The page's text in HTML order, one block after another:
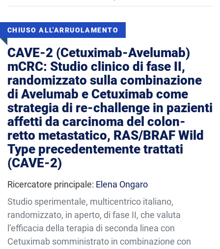
CHIUSO ALL'ARRUOLAMENTO
CAVE-2 (Cetuximab-Avelumab)
mCRC: Studio clinico di fase II,
randomizzato sulla combinazione
di Avelumab e Cetuximab come
strategia di re-challenge in pazienti
affetti da carcinoma del colon-
retto metastatico, RAS/BRAF Wild
Type precedentemente trattati
(CAVE-2)
Ricercatore principale: Elena Ongaro
Studio sperimentale, multicentrico italiano,
randomizzato, in aperto, di fase II, che valuta
l’efficacia della terapia di seconda linea con
Cetuximab somministrato in combinazione con